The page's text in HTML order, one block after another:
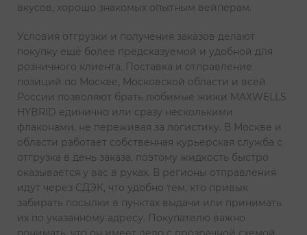
вкусов, хорошо знакомых опытным вейперам.
Условия отгрузки и получения заказов делают
покупку ещё более предсказуемой и удобной для
розничного клиента. Поставка и отправление
позиций по Москве, Московской области и всей
России позволяют брать любимые жижи MAXWELLS
HYBRID единично или сразу несколькими
флаконами, не переживая за логистику. В Москве и
области работает собственная курьерская служба с
отгрузка в день заказа, поэтому жидкость быстро
оказывается у вас в руках. В регионы отправления
идут через СДЭК, что удобно тем, кто привык
забирать посылки в пунктах выдачи или принимать
их по указанному адресу. Покупателю важно